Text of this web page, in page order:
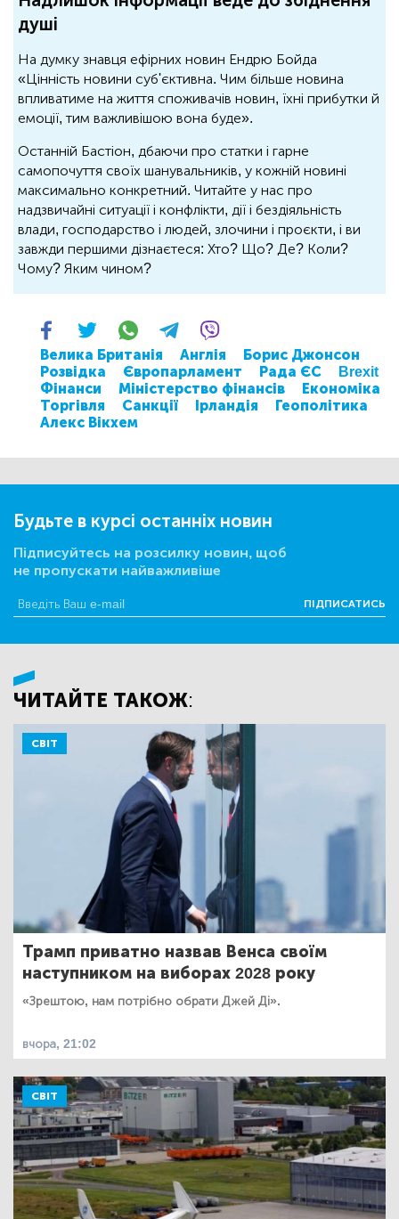
душі
На думку знавця ефірних новин Ендрю Бойда
«Цінність новини суб'єктивна. Чим більше новина
впливатиме на життя споживачів новин, їхні прибутки й
емоції, тим важливішою вона буде».
Останній Бастіон, дбаючи про статки і гарне
самопочуття своїх шанувальників, у кожній новині
максимально конкретний. Читайте у нас про
надзвичайні ситуації і конфлікти, дії і бездіяльність
влади, господарство і людей, злочини і проєкти, і ви
завжди першими дізнаєтеся: Хто? Що? Де? Коли?
Чому? Яким чином?
Велика Британія Англія
Борис Джонсон
Розвідка
Європарламент Рада ЄС
Brexit
Фінанси
Міністерство фінансів
Економіка
Торгівля
Санкції Ірландія
Геополітика
Алекс Вікхем
Будьте в курсі останніх новин
Підписуйтесь на розсилку новин, щоб
не пропускати найважливіше
ПІДПИСАТИСЬ
ЧИТАЙТЕ ТАКОЖ:
СВІТ
Трамп приватно назвав Венса своїм
наступником на виборах 2028 року
«Зрештою, нам потрібно обрати Джей Ді».
вчора, 21:02
СВІТ